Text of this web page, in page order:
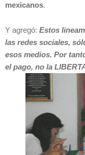
mexicanos.
Y agregó: Estos
las redes sociales,
esos medios. Por
el pago, no la